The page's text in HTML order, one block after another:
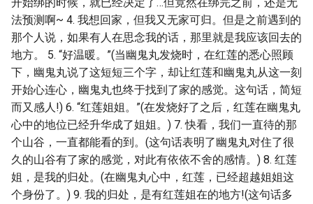
法预测啊~ 4. 我想回家，但我又无家可归。但是之前遇到的
那个人说，如果有人在思念我的话，那里就是我应该回去的
地方。 5. “好温暖。”(当幽鬼丸发烧时，在红莲的悉心照顾
下，幽鬼丸说了这短短三个字，却让红莲和幽鬼丸从这一刻
开始心连心，幽鬼丸也终于找到了家的感觉。这句话，简短
而又感人!) 6. “红莲姐姐。”(在发烧好了之后，红莲在幽鬼丸
心中的地位已经升华成了姐姐。) 7. 快看，我们一直待的那
个山谷，一直都能看的到。(这句话表明了幽鬼丸对住了很
久的山谷有了家的感觉，对此有依依不舍的感情。) 8. 红莲
姐，是我的归处。(在幽鬼丸心中，红莲，已经超越姐姐这
个身份了。) 9. 我的归处，是有红莲姐在的地方!(这句话多